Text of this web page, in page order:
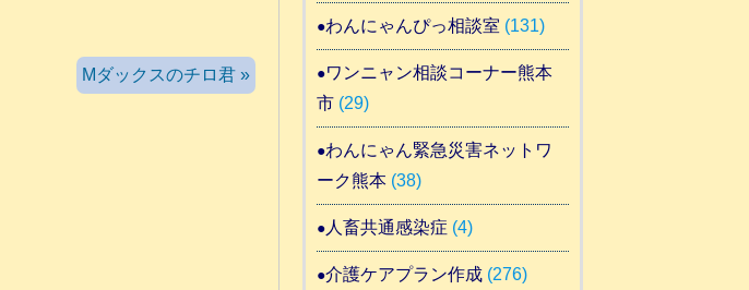
Mダックスのチロ君 »
わんにゃんぴっ相談室 (131)
ワンニャン相談コーナー熊本
市(29)
わんにゃん緊急災害ネットワ
ーク熊本(38)
人畜共通感染症 (4)
介護ケアプラン作成(276)